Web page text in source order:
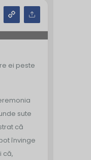
ei peste
sute
că
învinge
că,